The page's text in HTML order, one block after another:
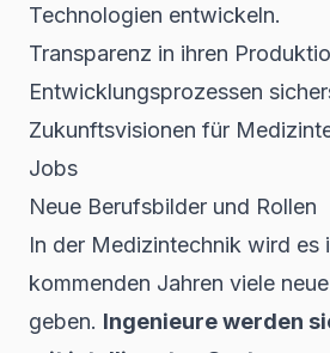
Technologien entwickeln.
Transparenz in ihren
Entwicklungsprozessen
Zukunftsvisionen für
Jobs
Neue Berufsbilder und Rollen
In der Medizintechnik wird es
kommenden Jahren viele
geben. Ingenieure werden